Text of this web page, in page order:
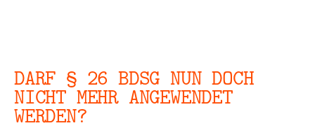
DARF § 26 BDSG NUN DOCH
NICHT MEHR ANGEWENDET
WERDEN?